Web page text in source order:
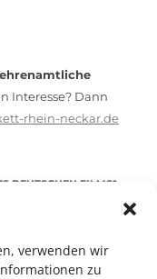
verwenden wir
zu
ehrenamtliche
Interesse? Dann
rhein-neckar.de
DEUTSCHEN FILMS*